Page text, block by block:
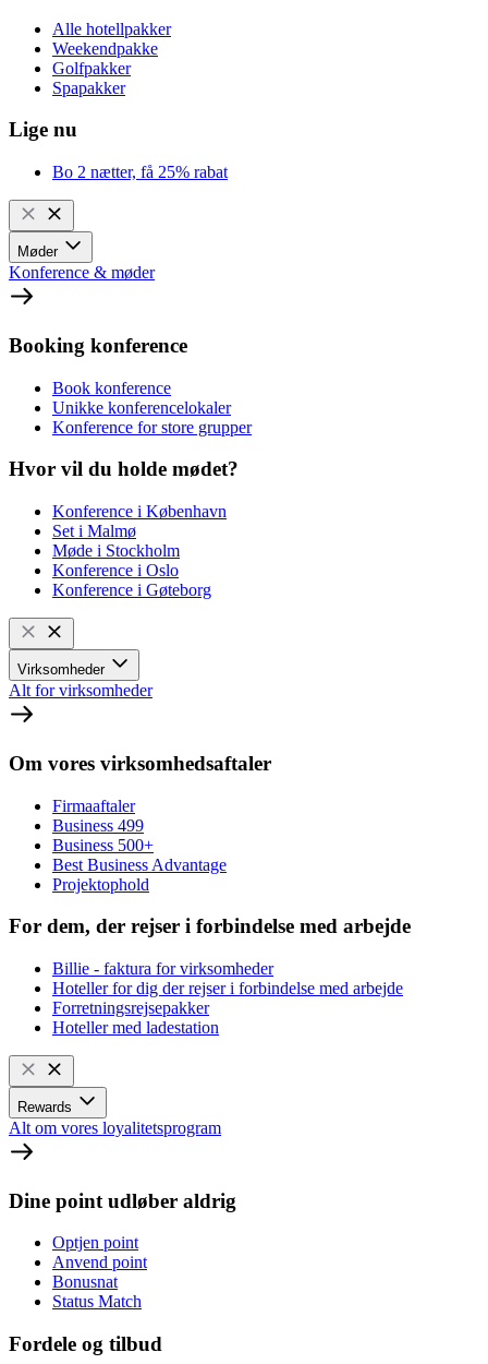
Alle hotellpakker
Weekendpakke
Golfpakker
Spapakker
Lige nu
Bo 2 nætter, få 25% rabat
Møder
Konference & møder
Booking konference
Book konference
Unikke konferencelokaler
Konference for store grupper
Hvor vil du holde mødet?
Konference i København
Set i Malmø
Møde i Stockholm
Konference i Oslo
Konference i Gøteborg
Virksomheder
Alt for virksomheder
Om vores virksomhedsaftaler
Firmaaftaler
Business 499
Business 500+
Best Business Advantage
Projektophold
For dem, der rejser i forbindelse med arbejde
Billie - faktura for virksomheder
Hoteller for dig der rejser i forbindelse med arbejde
Forretningsrejsepakker
Hoteller med ladestation
Rewards
Alt om vores loyalitetsprogram
Dine point udløber aldrig
Optjen point
Anvend point
Bonusnat
Status Match
Fordele og tilbud